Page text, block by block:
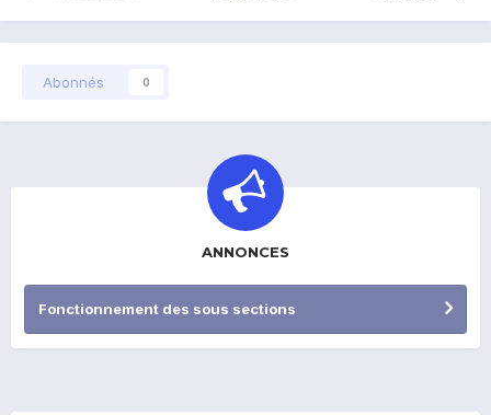
Abonnés 0
ANNONCES
Fonctionnement des sous sections